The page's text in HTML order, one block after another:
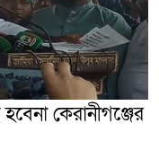
কেরানীগঞ্জের